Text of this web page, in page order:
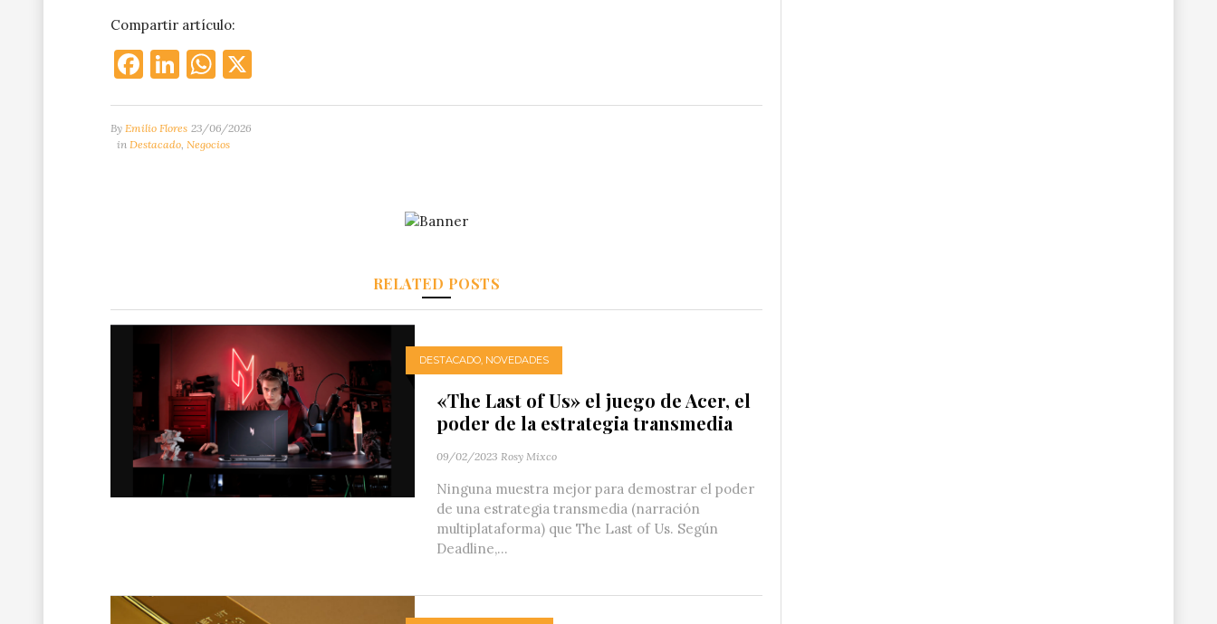
Compartir artículo:
Facebook
LinkedIn
WhatsApp
By Emilio Flores 23/06/2026
in Destacado Negocios
RELATED POSTS
DESTACADO, NOVEDADES
«The Last of Us» el juego de Acer, el
poder de la estrategia transmedia
09/02/2023 Rosy Mixco
Ninguna muestra mejor para demostrar el poder
de una estrategia transmedia (narración
multiplataforma) que The Last of Us. Según
Deadline,...